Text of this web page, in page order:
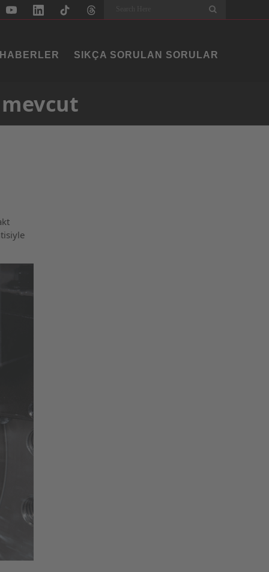
HABERLER SIKÇA SORULAN SORULAR